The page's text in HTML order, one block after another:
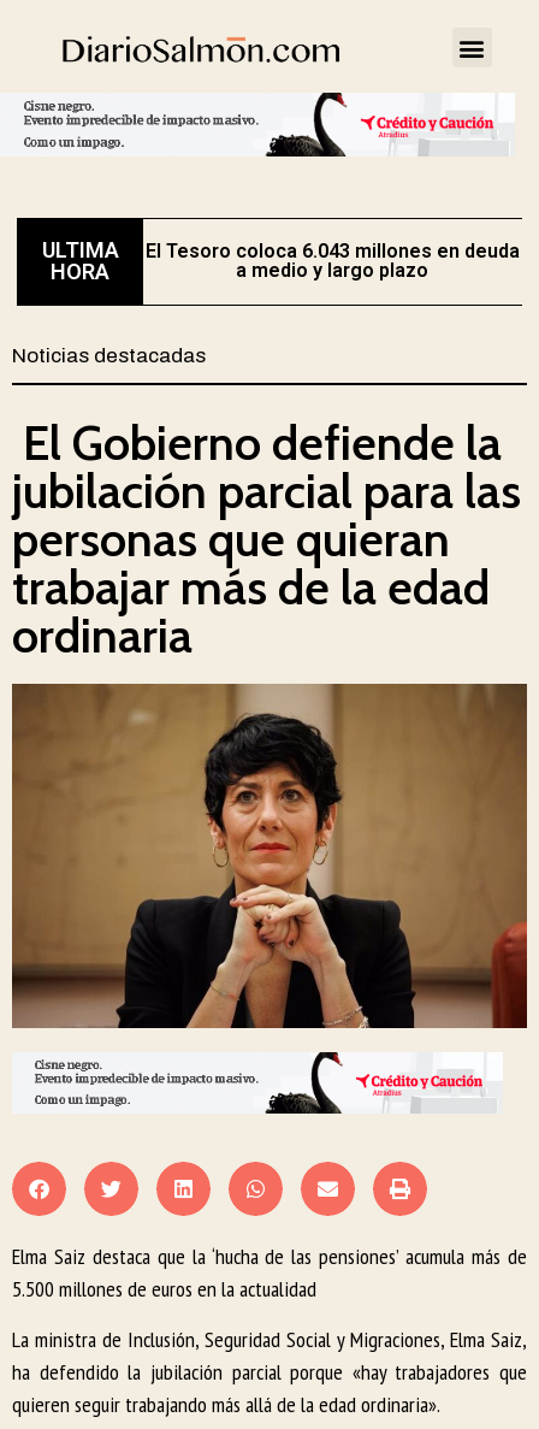
ULTIMA
HORA
El Tesoro coloca 6.043 millones en deuda
a medio y largo plazo
Noticias destacadas
El Gobierno defiende la
jubilación parcial para las
personas que quieran
trabajar más de la edad
ordinaria
Elma Saiz destaca que la ‘hucha de las pensiones’ acumula más de
5.500 millones de euros en la actualidad
La ministra de Inclusión, Seguridad Social y Migraciones, Elma Saiz,
ha defendido la jubilación parcial porque «hay trabajadores que
quieren seguir trabajando más allá de la edad ordinaria».